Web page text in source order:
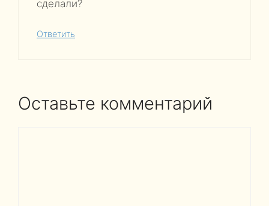
сделали?
Ответить
Оставьте комментарий